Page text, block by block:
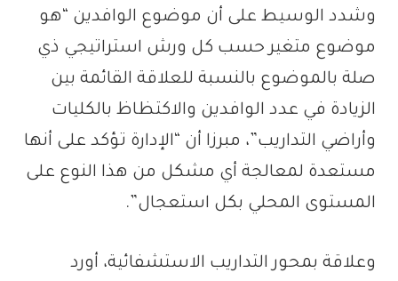
وشدد الوسيط على أن موضوع الوافدين “هو
موضوع متغير حسب كل ورش استراتيجي ذي
صلة بالموضوع بالنسبة للعلاقة القائمة بين
الزيادة في عدد الوافدين والاكتظاظ بالكليات
وأراضي التداريب”، مبرزا أن “الإدارة تؤكد على أنها
مستعدة لمعالجة أي مشكل من هذا النوع على
المستوى المحلي بكل استعجال”.
وعلاقة بمحور التداريب الاستشفائية، أورد